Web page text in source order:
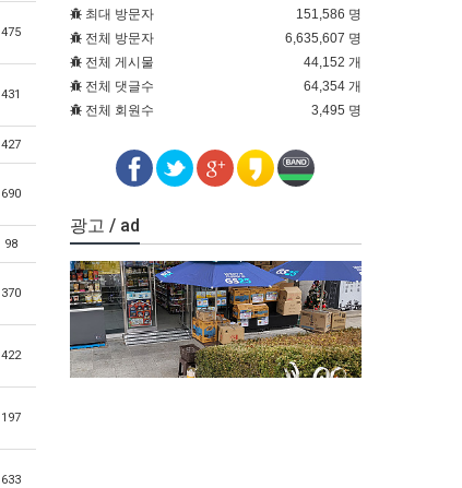
475
431
427
690
98
370
422
197
633
최대 방문자
151,586 명
전체 방문자
6,635,607 명
전체 게시물
44,152 개
전체 댓글수
64,354 개
전체 회원수
3,495 명
광고 / ad